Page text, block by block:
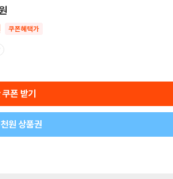
쿠폰혜택가
폰 받기
원 상품권